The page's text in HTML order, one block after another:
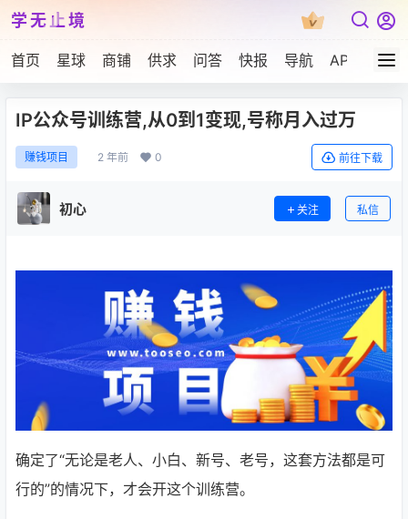
学无止境
首页 星球 商铺 供求 问答 快报 导航 APP下载
IP公众号训练营,从0到1变现,号称月入过万
赚钱项目 2 年前 0 前往下载
初心 关注 私信
确定了“无论是老人、小白、新号、老号，这套方法都是可
行的”的情况下，才会开这个训练营。